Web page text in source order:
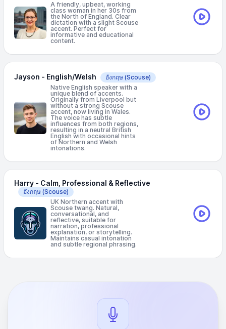
A friendly, upbeat, working
class woman in her 30s from
the North of England. Clear
dictation with a slight Scouse
accent. Perfect for
informative and educational
content.
Jayson - English/Welsh อังกฤษ (Scouse)
Native English speaker with a
unique blend of accents.
Originally from Liverpool but
without a strong Scouse
accent, now living in Wales.
The voice has subtle
influences from both regions,
resulting in a neutral British
English with occasional hints
of Northern and Welsh
intonations.
Harry - Calm, Professional & Reflective
อังกฤษ (Scouse)
UK Northern accent with
Scouse twang. Natural,
conversational, and
reflective, suitable for
narration, professional
explanation, or storytelling.
Maintains casual intonation
and subtle regional phrasing.